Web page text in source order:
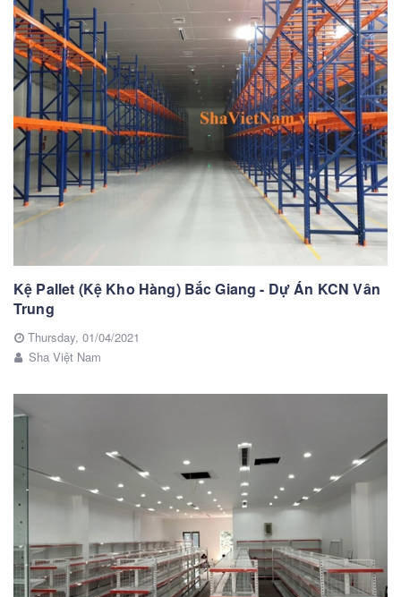
Kệ Pallet (Kệ Kho Hàng) Bắc Giang - Dự Án KCN Vân
Trung
Thursday, 01/04/2021
Sha Việt Nam